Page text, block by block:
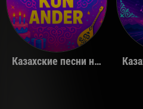
Казахские песни на день рождения